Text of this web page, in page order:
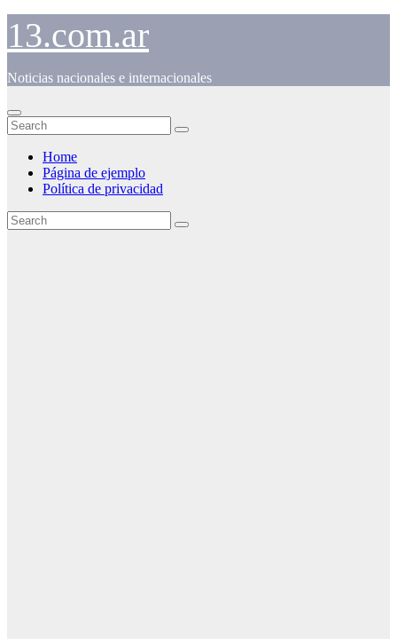
Skip
content
13.com.ar
Noticias nacionales e internacionales
Home
Página de ejemplo
Política de privacidad